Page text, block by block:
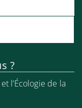
?
l’Écologie de la